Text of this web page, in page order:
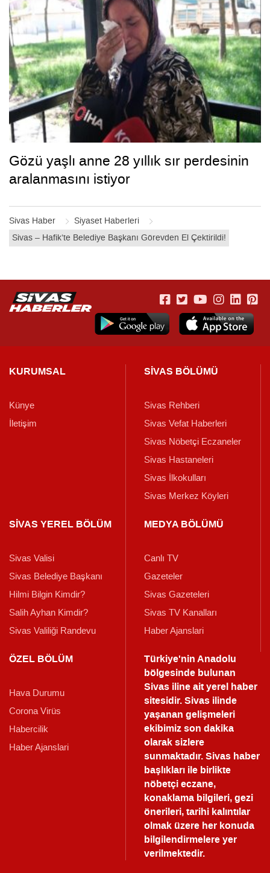
Sivas Haber
Siyaset Haberleri
Sivas – Hafik’te Belediye Başkanı Görevden El Çektirildi!
Gözü yaşlı anne 28 yıllık sır perdesinin
aralanmasını istiyor
KURUMSAL
Künye
İletişim
SİVAS BÖLÜMÜ
Sivas Rehberi
Sivas Vefat Haberleri
Sivas Nöbetçi Eczaneler
Sivas Hastaneleri
Sivas İlkokulları
Sivas Merkez Köyleri
SİVAS YEREL BÖLÜM
Sivas Valisi
Sivas Belediye Başkanı
Hilmi Bilgin Kimdir?
Salih Ayhan Kimdir?
Sivas Valiliği Randevu
MEDYA BÖLÜMÜ
Canlı TV
Gazeteler
Sivas Gazeteleri
Sivas TV Kanalları
Haber Ajanslari
ÖZEL BÖLÜM
Hava Durumu
Corona Virüs
Habercilik
Haber Ajanslari
Türkiye'nin Anadolu
bölgesinde bulunan
Sivas iline ait yerel haber
sitesidir. Sivas ilinde
yaşanan gelişmeleri
ekibimiz son dakika
olarak sizlere
sunmaktadır.Sivas haber
başlıkları ile birlikte
nöbetçi eczane,
konaklama bilgileri, gezi
önerileri, tarihi kalıntılar
olmak üzere her konuda
bilgilendirmelere yer
verilmektedir.